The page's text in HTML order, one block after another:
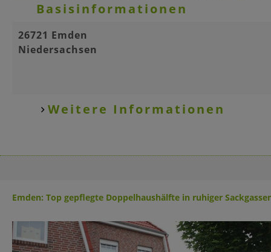
Basisinformationen
26721 Emden
Niedersachsen
Weitere Informationen
Emden: Top gepflegte Doppelhaushälfte in ruhiger